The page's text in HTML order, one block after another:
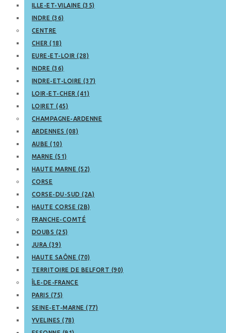
ILLE-ET-VILAINE (35)
INDRE (36)
CENTRE
CHER (18)
EURE-ET-LOIR (28)
INDRE (36)
INDRE-ET-LOIRE (37)
LOIR-ET-CHER (41)
LOIRET (45)
CHAMPAGNE-ARDENNE
ARDENNES (08)
AUBE (10)
MARNE (51)
HAUTE MARNE (52)
CORSE
CORSE-DU-SUD (2A)
HAUTE CORSE (2B)
FRANCHE-COMTÉ
DOUBS (25)
JURA (39)
HAUTE SAÔNE (70)
TERRITOIRE DE BELFORT (90)
ÎLE-DE-FRANCE
PARIS (75)
SEINE-ET-MARNE (77)
YVELINES (78)